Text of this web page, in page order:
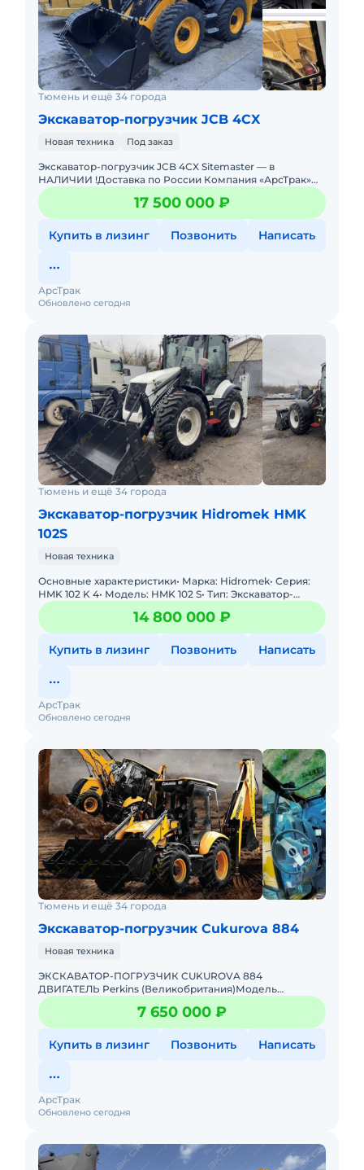
Тюмень и ещё 34 города
Экскаватор-погрузчик JCB 4CX
Новая техника Под заказ
Экскаватор-погрузчик JCB 4СX Sitemaster — в
НАЛИЧИИ !Доставка по России Компания «АрсТрак»
более 5 лет специализируется на поставках спецтехн
17 500 000 ₽
Купить в лизинг Позвонить Написать
Обновлено сегодня
АрсТрак
Тюмень и ещё 34 города
Экскаватор-погрузчик Hidromek HMK
102S
Новая техника
Основные характеристики• Марка: Hidromek• Серия:
HMK 102 K 4• Модель: HMK 102 S• Тип: Экскаватор-
погрузчик• Год выпуска: 2025• Стр
14 800 000 ₽
Купить в лизинг Позвонить Написать
Обновлено сегодня
АрсТрак
Тюмень и ещё 34 города
Экскаватор-погрузчик Cukurova 884
Новая техника
ЭКСКАВАТОР-ПОГРУЗЧИК CUKUROVA 884
ДВИГАТЕЛЬ Perkins (Великобритания)Модель
двигателя 1104C-44TТип двигателя 4-тактный 4-
цилиндровый дизельный, с турбонаддувом
7 650 000 ₽
Купить в лизинг Позвонить Написать
Обновлено сегодня
АрсТрак